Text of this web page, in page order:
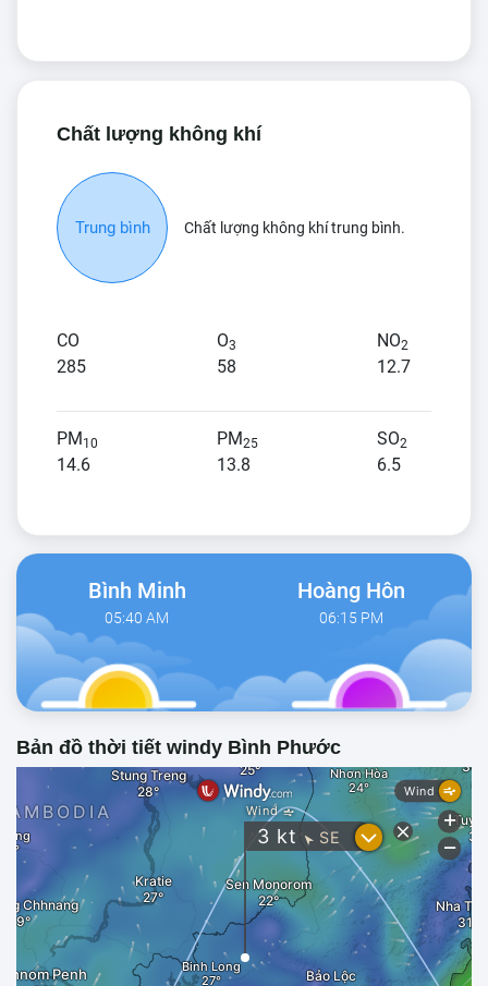
Chất lượng không khí
Trung bình Chất lượng không khí trung bình.
CO
285
O3
58
NO2
12.7
PM10
14.6
PM25
13.8
SO2
6.5
Bình Minh
05:40 AM
Hoàng Hôn
06:15 PM
Bản đồ thời tiết windy Bình Phước